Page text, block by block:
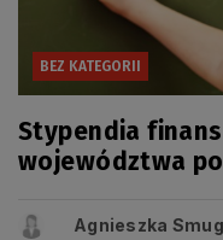
BEZ KATEGORII
Stypendia
województwa
Agnieszka